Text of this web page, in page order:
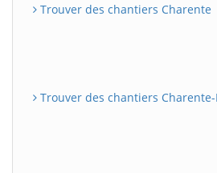
Trouver des chantiers Charente
Trouver des chantiers